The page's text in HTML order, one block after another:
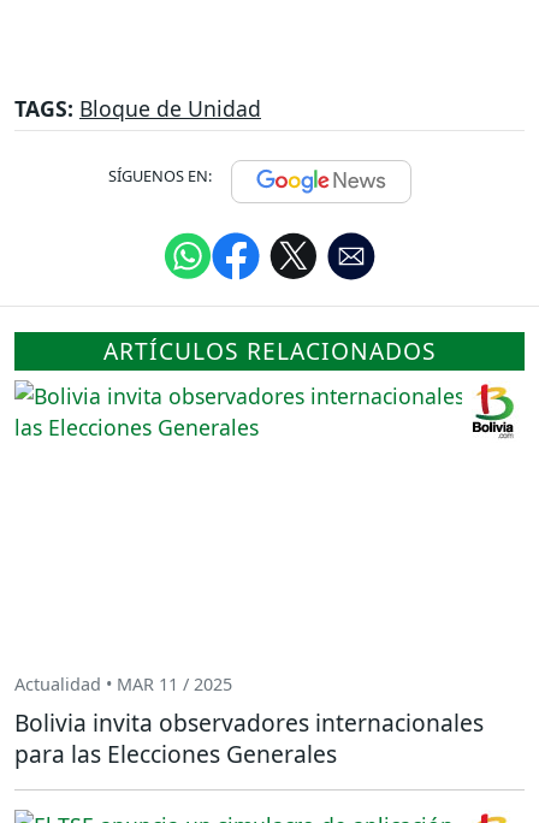
TAGS: Bloque de Unidad
SÍGUENOS EN:
ARTÍCULOS RELACIONADOS
Actualidad • MAR 11 / 2025
Bolivia invita observadores internacionales
para las Elecciones Generales